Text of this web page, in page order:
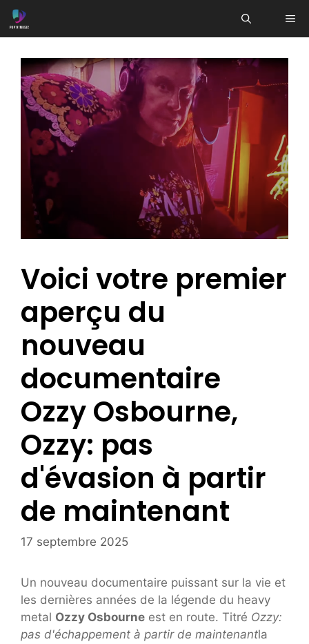
Aller
au
Voici votre premier
aperçu du
nouveau
documentaire
Ozzy Osbourne,
Ozzy: pas
d'évasion à partir
de maintenant
17 septembre 2025
Un nouveau documentaire puissant sur la vie et
les dernières années de la légende du heavy
metal Ozzy Osbourne est en route. Titré Ozzy:
pas d'échappement à partir de maintenantla